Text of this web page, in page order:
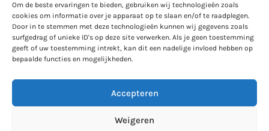
Om de beste ervaringen te bieden, gebruiken wij technologieën zoals
cookies om informatie over je apparaat op te slaan en/of te raadplegen.
Door in te stemmen met deze technologieën kunnen wij gegevens zoals
surfgedrag of unieke ID's op deze site verwerken. Als je geen toestemming
geeft of uw toestemming intrekt, kan dit een nadelige invloed hebben op
bepaalde functies en mogelijkheden.
Accepteren
Weigeren
Parcours
Informatie
Nieuws
Uitslagen
Contact